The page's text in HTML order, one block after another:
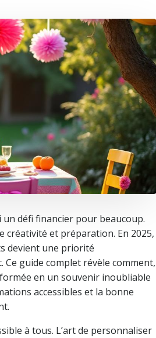
défi financier pour beaucoup.
et préparation. En 2025,
devient une priorité
guide complet révèle comment,
en un souvenir inoubliable
accessibles et la bonne
à tous. L’art de personnaliser